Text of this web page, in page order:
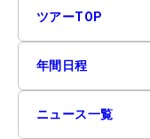
ツアーTOP
年間日程
ニュース一覧